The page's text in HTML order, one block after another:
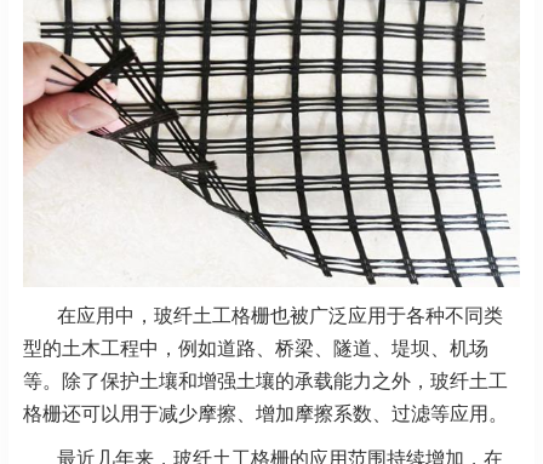
在应用中，玻纤土工格栅也被广泛应用于各种不同类
型的土木工程中，例如道路、桥梁、隧道、堤坝、机场
等。除了保护土壤和增强土壤的承载能力之外，玻纤土工
格栅还可以用于减少摩擦、增加摩擦系数、过滤等应用。
最近几年来，玻纤土工格栅的应用范围持续增加，在